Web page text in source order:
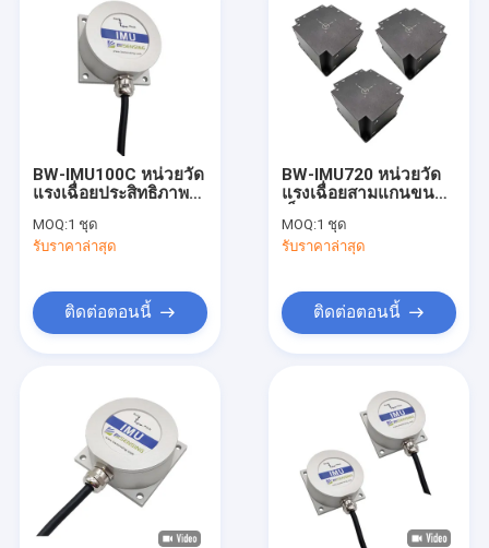
สินค้า
เกี่ยวกับเรา
ทัวร์โรงงาน
BW-IMU100C หน่วยวัด
แรงเฉื่อยประสิทธิภาพสูง
RS232/RS485/TTL
MOQ:1 ชุด
รับราคาล่าสุด
ติดต่อตอนนี้
BW-IMU720 หน่วยวัด
แรงเฉื่อยสามแกนขนาด
MOQ:1 ชุด
รับราคาล่าสุด
ติดต่อตอนนี้